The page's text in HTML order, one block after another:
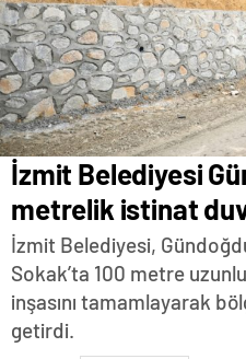
İzmit Belediyesi
metrelik istinat
İzmit Belediyesi,
Sokak’ta 100 metre
inşasını tamamlayarak
getirdi.